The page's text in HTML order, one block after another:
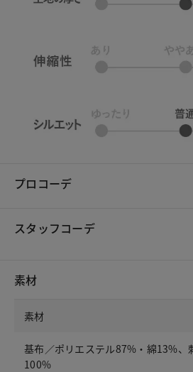
プロコーデ
スタッフコーデ
素材
素材
基布／ポリエステル87%・綿13%、
100%